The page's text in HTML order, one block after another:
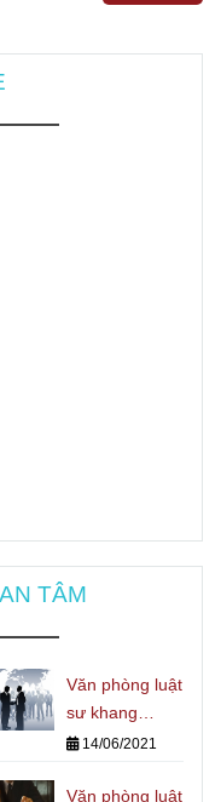
TÂM
Văn phòng luật
sư khang
chính: LUẬT
QUYẾT
14/06/2021
Văn phòng luật